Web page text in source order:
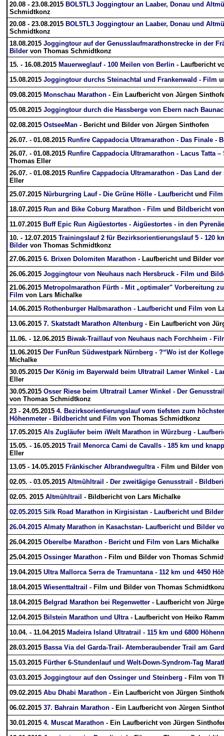
20.08 - 23.08.2015 BOL5TL3 Joggingtour an Laaber, Donau und
Schmidtkonz
20.08 - 23.08.2015 BOL5TL3 Joggingtour an Laaber, Donau und
Schmidtkonz
18.08.2015 Joggingtour auf der Genusslaufmarathonstrecke in der
Bilder von Thomas Schmidtkonz
15. - 16.08.2015 Mauerweglauf - 100 Meilen von Berlin - Laufbericht
15.08.2015 Joggingtour durchs Steinachtal und Frankenwald - Film
09.08.2015 Monschau Marathon - Ein Laufbericht von Jürgen
05.08.2015 Joggingtour durch die Hassberge von Ebern nach
02.08.2015 OstseeMan - Bericht und Bilder von Jürgen Sinthofen
26.07. - 01.08.2015 Runfire Cappadocia Ultramarathon - Das Finale -
26.07. - 01.08.2015 Runfire Cappadocia Ultramarathon - Lacus Tatta
Thomas Eller
26.07. - 01.08.2015 Runfire Cappadocia Ultramarathon - Das Land
Eller
25.07.2015 Nürburgring Lauf - Die Grüne Hölle - Laufberichtund Film
18.07.2015 Run and Bike Coburg Marathon - Film und Bildberichtvon
11.07.2015 Buff Epic Run Aigüestortes - Aigüestortes - in den
10. - 12.07.2015 Trainingslauf 2 für Bezirksorientierungslauf 5 - 120
Bilder von Thomas Schmidtkonz
27.06.2015 6. Brixen Dolomiten Marathon - Laufbericht und Bilder
26.06.2015 Joggingtour von Neuhaus nach Hersbruck - Film und
21.06.2015 Metropolmarathon Fürth - Mit „optimaler" Vorbereitung
Film von Lars Michalke
14.06.2015 Rothenburger Halbmarathon - Laufberichtund Film von
13.06.2015 7. Skatstadt Marathon Altenburg - Ein Laufbericht von
11.06. - 12.06.2015 Biwak-Traillauf von Neuhaus nach Forchheim -
11.06.2015 Der FunRun Südwestpark Nürnberg - ?“Wo ist der
Michalke
30.05.2015 Der König im Bayerwald beim Ultratrail Lamer Winkel -
Eller
30.05.2015 Osser Riese beim Ultratrail Lamer Winkel - Der
von Thomas Schmidtkonz
23 - 24.05.2015 4. Bezirksorientierungslauf vom tiefsten zum
Höhenmeter - Bildberichtund Film von Thomas Schmidtkonz
17.05.2015 Als Zugläufer beim iWelt Marathon in Würzburg -
15.05. - 16.05.2015 Trail Menorca Cami de Cavalls - 185 km und
Eller
13.05 - 14.05.2015 Fränkischer Albrandwegultra- Film und Bilder
02.05. - 03.05.2015 Altmühltrail - Der zweitägige Genusstrail -
02.05. 2015 Altmühltrail - Bildbericht von Lars Michalke
02.05.2015 Silk Road Marathon in Kirgisistan - Laufbericht und
26.04.2015 Almaty Marathon in Kasachstan- Laufbericht und Bilder
26.04.2015 Oberelbe Marathon - Berichtund Film von Lars Michalke
25.04.2015 Ossinger Marathon - Film und Bilder von Thomas
19.04.2015 Ultra Mallorca Serra de Tramuntana - 112 km und 4450
18.04.2015 Wiesenttaltrail - Film und Bilder von Thomas
18.04.2015 Belgrad Marathon bei Regenwetter - Laufbericht von
12.04.2015 Bilstein Marathon und Ultra- Laufbericht von Heiko
10.04. - 11.04.2015 Madeira Island Ultratrail - 115 km und 6800
28.03.2015 Bassa Via del Garda-Trail- Atemberaubender Trail am
15.03.2015 Fürther 6-Stundenlauf und Welt-Down-Syndrom-Tag
03.03.2015 Joggingtour auf den Ossinger und Steinberg - Film von
09.02.2015 Abu Dhabi Marathon - Ein Laufbericht von Jürgen
06.02.2015 37. Bahrain Marathon - Ein Laufbericht von Jürgen
30.01.2015 4. Muscat Marathon - Ein Laufbericht von Jürgen